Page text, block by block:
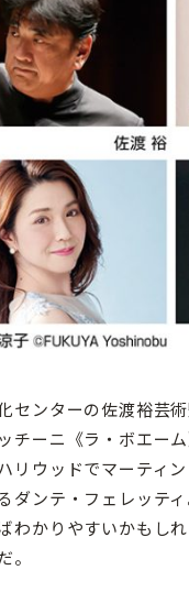
センターの佐渡裕芸
チーニ《ラ・ボエー
リウッドでマーティ
ダンテ・フェレッテ
わかりやすいかもし
。